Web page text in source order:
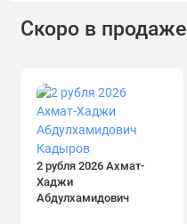
Скоро в продаже
2 рубля 2026 Ахмат-
Хаджи
Абдулхамидович